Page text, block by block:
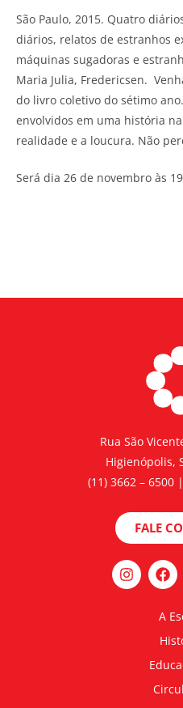
São Paulo, 2015. Quatro
diários, relatos de estranhos
máquinas sugadoras e
Maria Julia, Fredericsen.
do livro coletivo do sétimo
envolvidos em uma história
realidade e a loucura. Não
Será dia 26 de novembro às
Rua São
Higienópolis,
(11) 3662 – 6500
FALE
A